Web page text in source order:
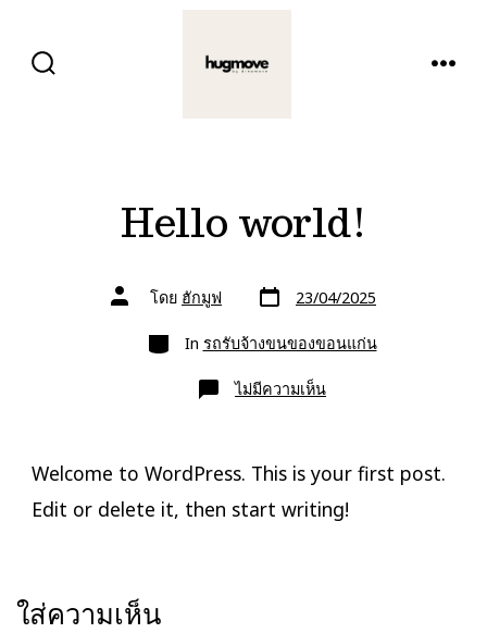
Hello world!
ผู้
เขียน โดย ฮักมูฟ วัน
ที่
เรื่อง
23/04/2025
หมวด
In รถรับจ้างขนของขอนแก่น
ไม่มีความเห็นบน
Hello
Welcome to WordPress. This is your first post.
Edit or delete it, then start writing!
ใส่ความเห็น